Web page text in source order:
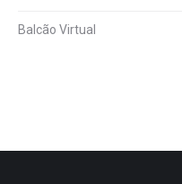
Balcão Virtual